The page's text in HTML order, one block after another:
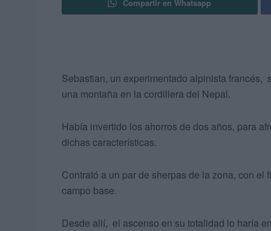
Compartir en Whatsapp
Sebastian, un experimentado alpinista francés,
una montaña en la cordillera del Nepal.
Había invertido los ahorros de dos años, para
dichas características.
Contrató a un par de sherpas de la zona, con
campo base.
Desde allí, el ascenso en su totalidad lo haría